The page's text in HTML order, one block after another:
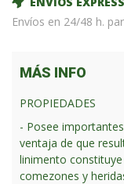
Envíos en 24/48 h.
MÁS INFO
PROPIEDADES
- Posee
ventaja de que
linimento
comezones y